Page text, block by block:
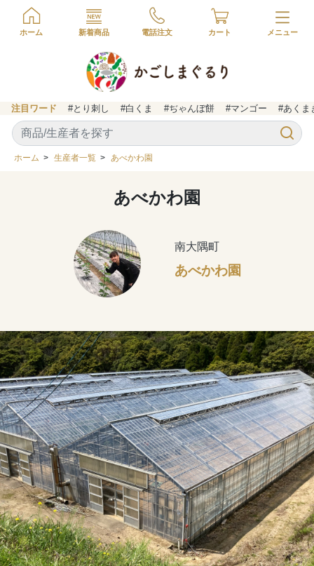
ホーム 新着商品 電話注文 カート
注目ワード #とり刺し #白くま #ぢゃんぼ餅 #マンゴー #あくま
ホーム > 生産者一覧 > あべかわ園
あべかわ園
南大隅町
あべかわ園